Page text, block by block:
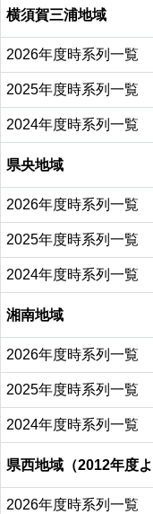
横須賀三浦地域
2026年度時系列一覧
2025年度時系列一覧
2024年度時系列一覧
県央地域
2026年度時系列一覧
2025年度時系列一覧
2024年度時系列一覧
湘南地域
2026年度時系列一覧
2025年度時系列一覧
2024年度時系列一覧
県西地域（2012年度
2026年度時系列一覧